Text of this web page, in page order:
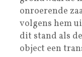
onroerende
volgens hem
dit stand als
object een